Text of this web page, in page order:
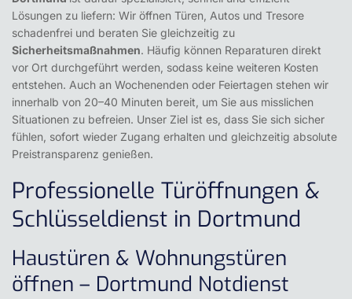
Lösungen zu liefern: Wir öffnen Türen, Autos und Tresore
schadenfrei und beraten Sie gleichzeitig zu
Sicherheitsmaßnahmen. Häufig können Reparaturen direkt
vor Ort durchgeführt werden, sodass keine weiteren Kosten
entstehen. Auch an Wochenenden oder Feiertagen stehen wir
innerhalb von 20–40 Minuten bereit, um Sie aus misslichen
Situationen zu befreien. Unser Ziel ist es, dass Sie sich sicher
fühlen, sofort wieder Zugang erhalten und gleichzeitig absolute
Preistransparenz genießen.
Professionelle Türöffnungen &
Schlüsseldienst in Dortmund
Haustüren & Wohnungstüren
öffnen – Dortmund Notdienst